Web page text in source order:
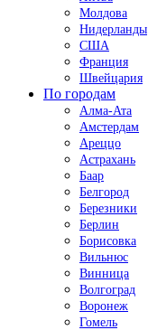
Молдова
Нидерланды
США
Франция
Швейцария
По городам
Алма-Ата
Амстердам
Ареццо
Астрахань
Баар
Белгород
Березники
Берлин
Борисовка
Вильнюс
Винница
Волгоград
Воронеж
Гомель